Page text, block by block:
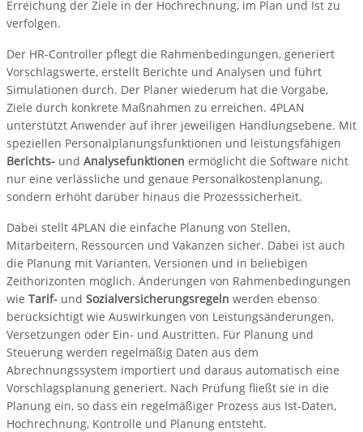
Erreichung der Ziele in der Hochrechnung, im Plan und Ist zu
verfolgen.
Der HR-Controller pflegt die Rahmenbedingungen, generiert
Vorschlagswerte, erstellt Berichte und Analysen und führt
Simulationen durch. Der Planer wiederum hat die Vorgabe,
Ziele durch konkrete Maßnahmen zu erreichen. 4PLAN
unterstützt Anwender auf ihrer jeweiligen Handlungsebene. Mit
speziellen Personalplanungsfunktionen und leistungsfähigen
Berichts- und Analysefunktionen ermöglicht die Software nicht
nur eine verlässliche und genaue Personalkostenplanung,
sondern erhöht darüber hinaus die Prozesssicherheit.
Dabei stellt 4PLAN die einfache Planung von Stellen,
Mitarbeitern, Ressourcen und Vakanzen sicher. Dabei ist auch
die Planung mit Varianten, Versionen und in beliebigen
Zeithorizonten möglich. Änderungen von Rahmenbedingungen
wie Tarif- und Sozialversicherungsregeln werden ebenso
berücksichtigt wie Auswirkungen von Leistungsänderungen,
Versetzungen oder Ein- und Austritten. Für Planung und
Steuerung werden regelmäßig Daten aus dem
Abrechnungssystem importiert und daraus automatisch eine
Vorschlagsplanung generiert. Nach Prüfung fließt sie in die
Planung ein, so dass ein regelmäßiger Prozess aus Ist-Daten,
Hochrechnung, Kontrolle und Planung entsteht.